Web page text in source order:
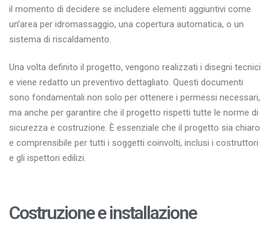
il momento di decidere se includere elementi aggiuntivi come
un’area per idromassaggio, una copertura automatica, o un
sistema di riscaldamento.
Una volta definito il progetto, vengono realizzati i disegni tecnici
e viene redatto un preventivo dettagliato. Questi documenti
sono fondamentali non solo per ottenere i permessi necessari,
ma anche per garantire che il progetto rispetti tutte le norme di
sicurezza e costruzione. È essenziale che il progetto sia chiaro
e comprensibile per tutti i soggetti coinvolti, inclusi i costruttori
e gli ispettori edilizi.
Costruzione e installazione